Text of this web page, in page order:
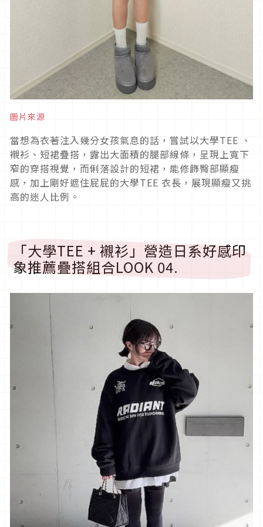
圖片來源
當想為衣著注入幾分女孩氣息的話，嘗試以大學TEE 、
襯衫、短裙疊搭，露出大面積的腿部線條，呈現上寬下
窄的穿搭視覺，而俐落設計的短裙，能修飾臀部顯瘦
感，加上剛好遮住屁屁的大學TEE 衣長，展現顯瘦又挑
高的迷人比例。
「大學TEE + 襯衫」營造日系好感印
象推薦疊搭組合LOOK 04.